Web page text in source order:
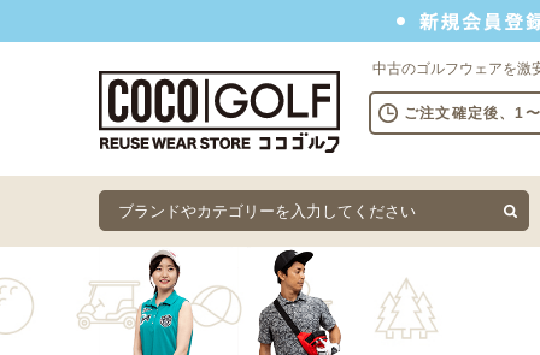
中古のゴルフウェアを激
ご注文確定後、1